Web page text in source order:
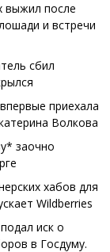
выжил после
и встречи
сбил
приехала
Волкова
заочно
хабов для
Wildberries
иск о
в Госдуму.